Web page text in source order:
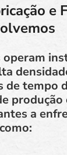
e
tempo
produção
a
como: